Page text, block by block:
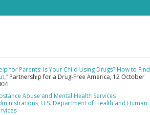
for Parents: Is Your Child Using Drugs? How to Find
Partnership for a Drug-Free America, 12 October
Abuse and Mental Health Services
U.S. Department of Health and Human